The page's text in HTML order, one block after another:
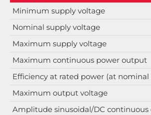
Minimum supply voltage
Nominal supply voltage
Maximum supply voltage
Maximum continuous power output
Efficiency at rated power (at nominal
Maximum output voltage
Amplitude sinusoidal/DC